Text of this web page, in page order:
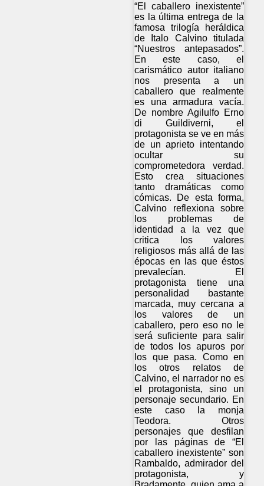
“El caballero inexistente”
es la última entrega de la
famosa trilogía heráldica
de Italo Calvino titulada
“Nuestros antepasados”.
En este caso, el
carismático autor italiano
nos presenta a un
caballero que realmente
es una armadura vacía.
De nombre Agilulfo Erno
di Guildiverni, el
protagonista se ve en más
de un aprieto intentando
ocultar su
comprometedora verdad.
Esto crea situaciones
tanto dramáticas como
cómicas. De esta forma,
Calvino reflexiona sobre
los problemas de
identidad a la vez que
critica los valores
religiosos más allá de las
épocas en las que éstos
prevalecían. El
protagonista tiene una
personalidad bastante
marcada, muy cercana a
los valores de un
caballero, pero eso no le
será suficiente para salir
de todos los apuros por
los que pasa. Como en
los otros relatos de
Calvino, el narrador no es
el protagonista, sino un
personaje secundario. En
este caso la monja
Teodora. Otros
personajes que desfilan
por las páginas de “El
caballero inexistente” son
Rambaldo, admirador del
protagonista, y